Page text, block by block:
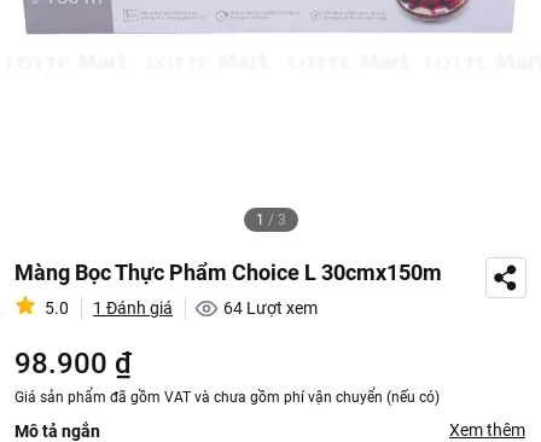
1 / 3
Màng Bọc Thực Phẩm Choice L 30cmx150m
5.0 1 Đánh giá 64 Lượt xem
98.900 ₫
Giá sản phẩm đã gồm VAT và chưa gồm phí vận chuyển (nếu có)
Mô tả ngắn Xem thêm